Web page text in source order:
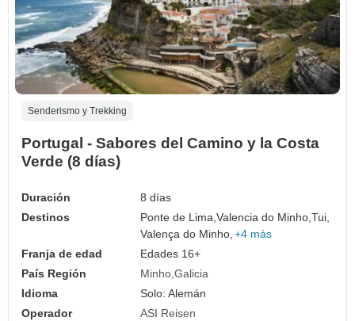
Senderismo y Trekking
Portugal - Sabores del Camino y la Costa
Verde (8 días)
Duración
8 días
Destinos
Ponte de Lima,Valencia do Minho,Tui,
Valença do Minho, +4 más
Franja de edad
Edades 16+
País Región
Minho Galicia
Idioma
Solo: Alemán
Operador
ASI Reisen